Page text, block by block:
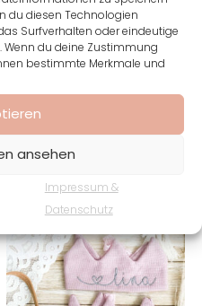
du diesen Technologien
Surfverhalten oder eindeutige
Wenn du deine Zustimmung
bestimmte Merkmale und
ansehen
Impressum &
Datenschutz
! Sprecht uns an!